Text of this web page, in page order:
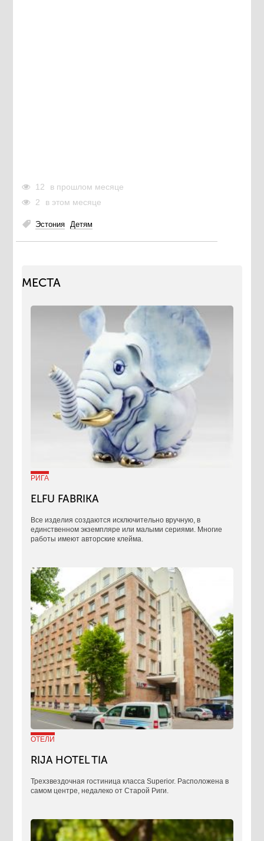
12
в прошлом месяце
2
в этом месяце
Эстония Детям
МЕСТА
РИГА
ELFU FABRIKA
Все изделия создаются исключительно вручную, в
единственном экземпляре или малыми сериями. Многие
работы имеют авторские клейма.
ОТЕЛИ
RIJA HOTEL TIA
Трехзвездочная гостиница класса Superior. Расположена в
самом центре, недалеко от Старой Риги.